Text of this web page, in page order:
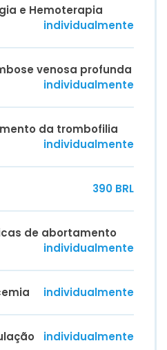
e Hemoterapia
individualmente
venosa profunda
individualmente
da trombofilia
individualmente
390 BRL
de abortamento
individualmente
individualmente
individualmente